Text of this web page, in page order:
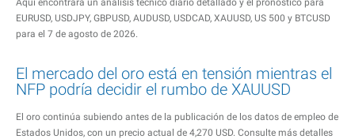
Aquí encontrará un análisis técnico diario detallado y el pronóstico para
EURUSD, USDJPY, GBPUSD, AUDUSD, USDCAD, XAUUSD, US 500 y BTCUSD
para el 7 de agosto de 2026.
El mercado del oro está en tensión mientras el
NFP podría decidir el rumbo de XAUUSD
El oro continúa subiendo antes de la publicación de los datos de empleo de
Estados Unidos, con un precio actual de 4,270 USD. Consulte más detalles